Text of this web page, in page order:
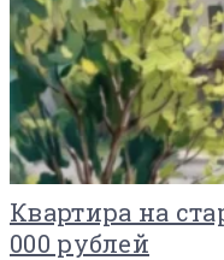
Квартира на
000 рублей